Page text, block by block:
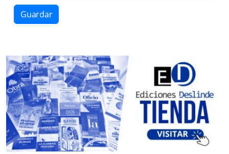
Guardar